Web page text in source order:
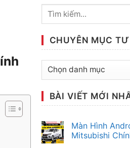
CHUYÊN MỤC
Chuyên
vấnBÀI VIẾT MỚI
Màn Hình
Mitsubishi